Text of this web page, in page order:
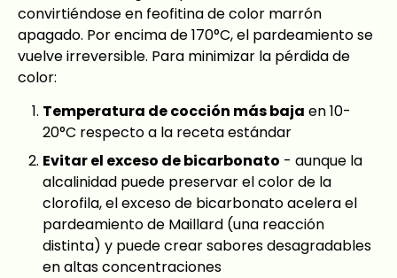
convirtiéndose en feofitina de color marrón
apagado. Por encima de 170°C, el pardeamiento se
vuelve irreversible. Para minimizar la pérdida de
color:
Temperatura de cocción más baja en 10-
20°C respecto a la receta estándar
Evitar el exceso de bicarbonato - aunque la
alcalinidad puede preservar el color de la
clorofila, el exceso de bicarbonato acelera el
pardeamiento de Maillard (una reacción
distinta) y puede crear sabores desagradables
en altas concentraciones